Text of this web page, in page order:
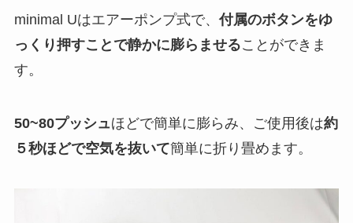
minimal Uはエアーポンプ式で、付属のボタンをゆ
っくり押すことで静かに膨らませることができま
す。
50~80プッシュほどで簡単に膨らみ、ご使用後は約
５秒ほどで空気を抜いて簡単に折り畳めます。